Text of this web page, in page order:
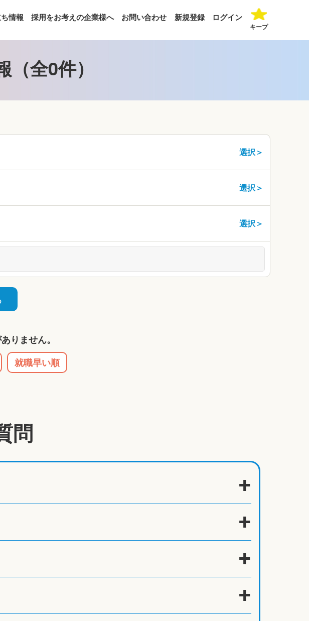
情報 採用をお考えの企業様へ お問い合わせ 新規登録 ログイン
キープ
（全0件）
選択＞
選択＞
選択＞
りません。
就職早い順
問